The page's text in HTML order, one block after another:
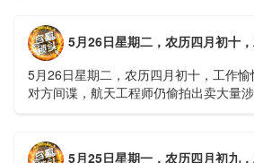
5月26日星期二，农历四月初十
5月26日星期二，农历四月初十，工作
对方间谍，航天工程师仍偷拍出卖大量
5月25日星期一，农历四月初九